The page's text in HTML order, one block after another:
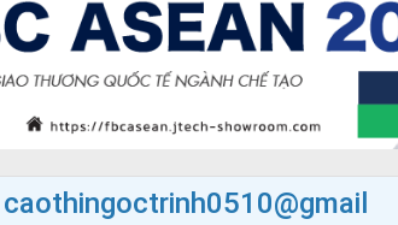
caothingoctrinh0510@gmail